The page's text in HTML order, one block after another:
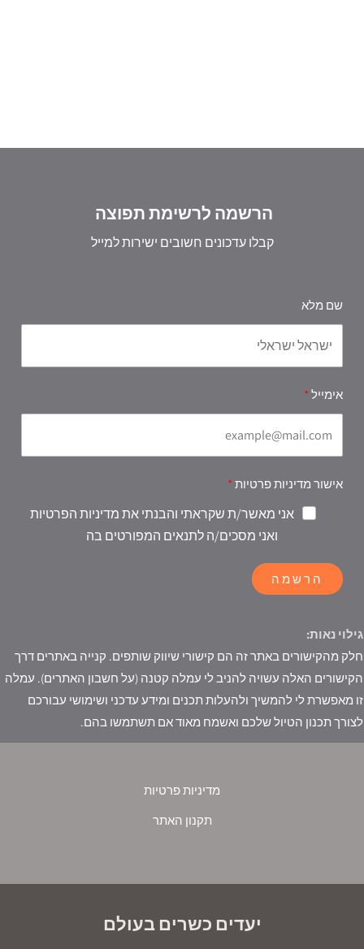
הרשמה לרשימת תפוצה
קבלו עדכונים חשובים ישירות למייל
שם מלא
אימייל
אישור מדיניות פרטיות
אני מאשר/ת שקראתי והבנתי את מדיניות הפרטיות
ואני מסכים/ה לתנאים המפורטים בה
הרשמה
גילוי נאות:
חלק מהקישורים באתר זה הם קישורי שיווק שותפים. קנייה באתרים דרך
הקישורים האלה עשויה להניב לי עמלה קטנה (על חשבון האתרים). עמלה
זו מאפשרת לי להמשיך ולהעלות תכנים ומידע עדכני ושימושי עבורכם
לצורך תכנון הטיול שלכם ואשמח מאוד אם תשתמשו בהם.
מדיניות פרטיות
תקנון האתר
יעדים כשרים בעולם